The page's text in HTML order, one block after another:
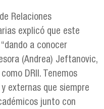
Relaciones
explicó que este
a conocer
(Andrea) Jeftanovic,
DRII. Tenemos
externas que siempre
junto con